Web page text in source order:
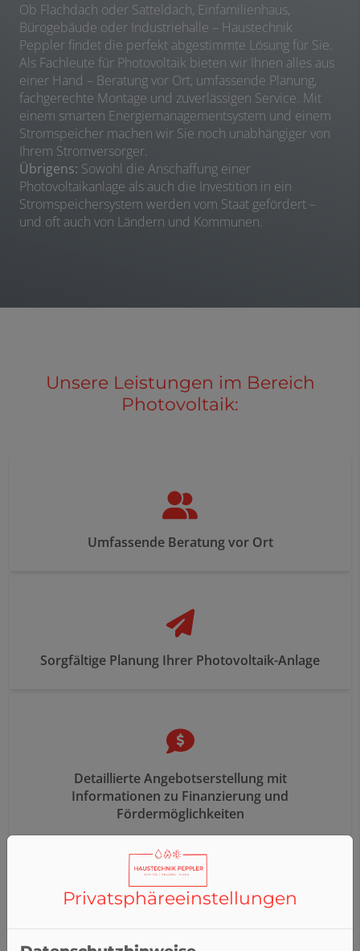
Ob Flachdach oder Satteldach, Einfamilienhaus,
Bürogebäude oder Industriehalle – Haustechnik
Peppler findet die perfekt abgestimmte Lösung für Sie.
Als Fachleute für Photovoltaik bieten wir Ihnen alles aus
einer Hand – Beratung vor Ort, umfassende Planung,
fachgerechte Montage und zuverlässigen Service. Mit
einem smarten Energiemanagementsystem und einem
Stromspeicher machen wir Sie noch unabhängiger von
Ihrem Stromversorger.
Übrigens: Sowohl die Anschaffung einer
Photovoltaikanlage als auch die Investition in ein
Stromspeichersystem werden vom Staat gefördert –
und oft auch von Ländern und Kommunen.
Unsere Leistungen im Bereich
Photovoltaik:
Umfassende Beratung vor Ort
Sorgfältige Planung Ihrer Photovoltaik-Anlage
Detaillierte Angebotserstellung mit
Informationen zu Finanzierung und
Fördermöglichkeiten
Präzise Ertragsprognose
Privatsphäre­einstellungen